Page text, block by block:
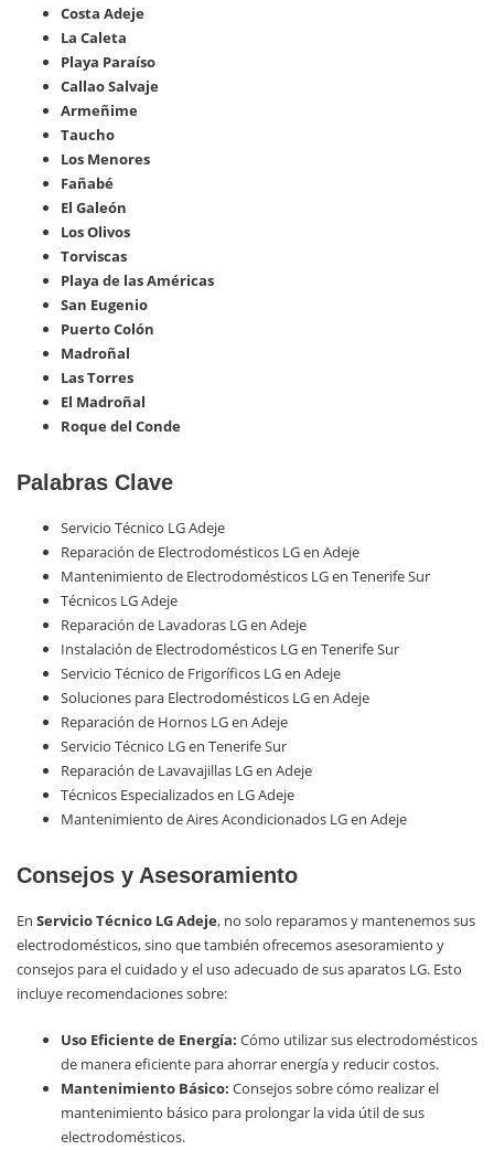
Costa Adeje
La Caleta
Playa Paraíso
Callao Salvaje
Armeñime
Taucho
Los Menores
Fañabé
El Galeón
Los Olivos
Torviscas
Playa de las Américas
San Eugenio
Puerto Colón
Madroñal
Las Torres
El Madroñal
Roque del Conde
Palabras Clave
Servicio Técnico LG Adeje
Reparación de Electrodomésticos LG en Adeje
Mantenimiento de Electrodomésticos LG en Tenerife Sur
Técnicos LG Adeje
Reparación de Lavadoras LG en Adeje
Instalación de Electrodomésticos LG en Tenerife Sur
Servicio Técnico de Frigoríficos LG en Adeje
Soluciones para Electrodomésticos LG en Adeje
Reparación de Hornos LG en Adeje
Servicio Técnico LG en Tenerife Sur
Reparación de Lavavajillas LG en Adeje
Técnicos Especializados en LG Adeje
Mantenimiento de Aires Acondicionados LG en Adeje
Consejos y Asesoramiento
En Servicio Técnico LG Adeje, no solo reparamos y mantenemos sus
electrodomésticos, sino que también ofrecemos asesoramiento y
consejos para el cuidado y el uso adecuado de sus aparatos LG. Esto
incluye recomendaciones sobre:
Uso Eficiente de Energía: Cómo utilizar sus electrodomésticos
de manera eficiente para ahorrar energía y reducir costos.
Mantenimiento Básico: Consejos sobre cómo realizar el
mantenimiento básico para prolongar la vida útil de sus
electrodomésticos.